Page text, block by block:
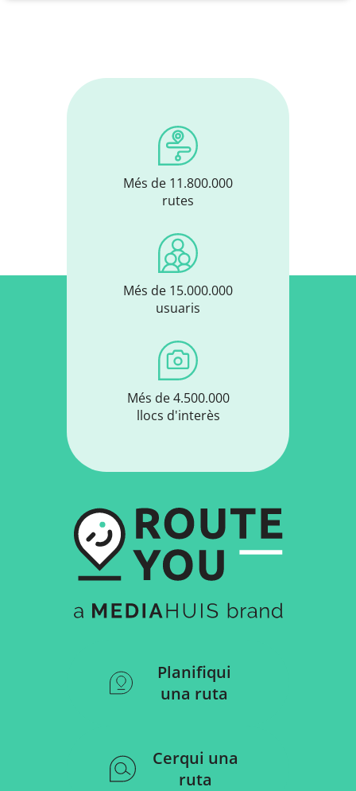
Més de 11.800.000
rutes
Més de 15.000.000
usuaris
Més de 4.500.000
llocs d'interès
Planifiqui
una ruta
Cerqui una
ruta